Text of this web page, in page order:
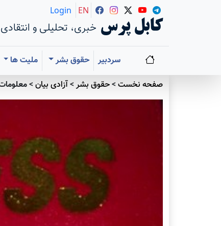
کابل پرس خبری، تحلیلی و انتقادی
Login EN
سردبیر حقوق بشر ملیت ها
صفحه نخست>حقوق بشر>آزادی بيان>